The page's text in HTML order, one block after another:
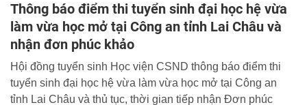
Thông báo điểm thi tuyển sinh đại học hệ vừa
làm vừa học mở tại Công an tỉnh Lai Châu và
nhận đơn phúc khảo
Hội đồng tuyển sinh Học viện CSND thông báo điểm thi
tuyển sinh đại học hệ vừa làm vừa học mở tại Công an
tỉnh Lai Châu và thủ tục, thời gian tiếp nhận Đơn phúc